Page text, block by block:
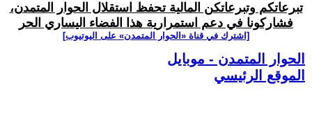
تبرعاتكم وتبرعاتكن المالية تحفظ استقلال الحوار المتمدن،
فشاركونا في دعم استمرارية هذا الفضاء اليساري الحر
[اشترك في قناة ‫«الحوار المتمدن» على اليوتيوب]
الحوار المتمدن - موبايل
الموقع الرئيسي